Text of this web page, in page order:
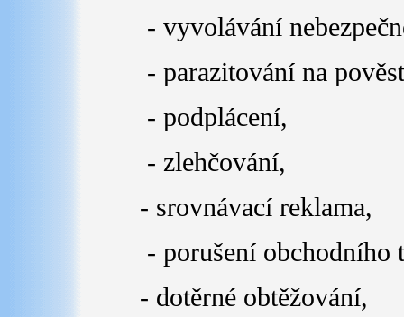
- vyvolávání
- parazitování na
- podplácení,
- zlehčování,
- srovnávací reklama,
- porušení obchodního
- dotěrné obtěžování,